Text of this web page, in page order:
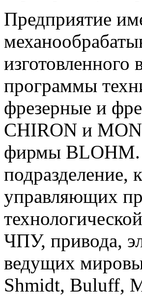
Предприятие
изготовленного
программы
фрезерные и
CHIRON и
фирмы BLOHM.
подразделение,
управляющих
ЧПУ, привода,
ведущих
Shmidt, Buluff,